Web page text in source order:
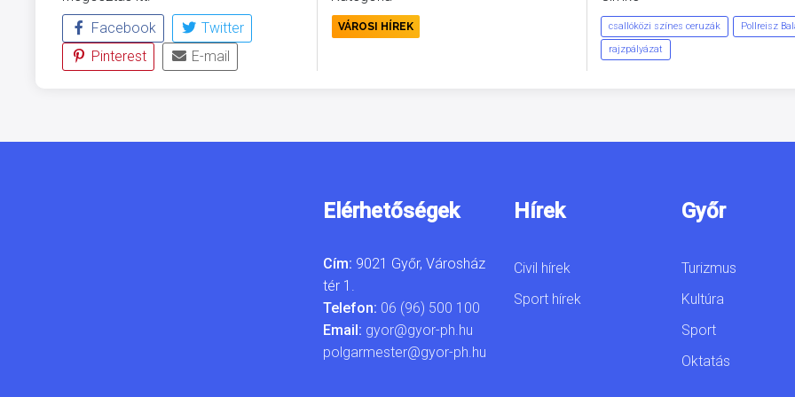
Facebook
Twitter
Pinterest
E-mail
VÁROSI HÍREK csallóközi színes ceruzák
Pollreisz
rajzpályázat
Elérhetőségek
Cím: 9021 Győr, Városház
tér 1.
Telefon: 06 (96) 500 100
Email: gyor@gyor-ph.hu
polgarmester@gyor-ph.hu
Hírek
Civil hírek
Sport hírek
Győr
Turizmus
Kultúra
Sport
Oktatás